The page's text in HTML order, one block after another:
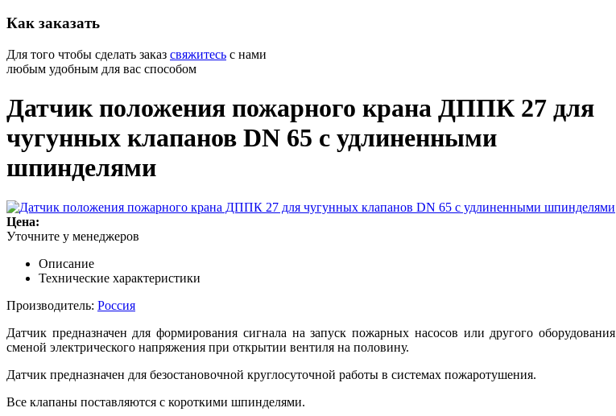
Как заказать
Для того чтобы сделать заказ свяжитесь с нами
любым удобным для вас способом
Датчик положения пожарного крана ДППК 27 для
чугунных клапанов DN 65 с удлиненными
шпинделями
Цена:
Уточните у менеджеров
Описание
Технические характеристики
Производитель: Россия
Датчик предназначен для формирования сигнала на запуск пожарных насосов или другого оборудования
сменой электрического напряжения при открытии вентиля на половину.
Датчик предназначен для безостановочной круглосуточной работы в системах пожаротушения.
Все клапаны поставляются с короткими шпинделями.